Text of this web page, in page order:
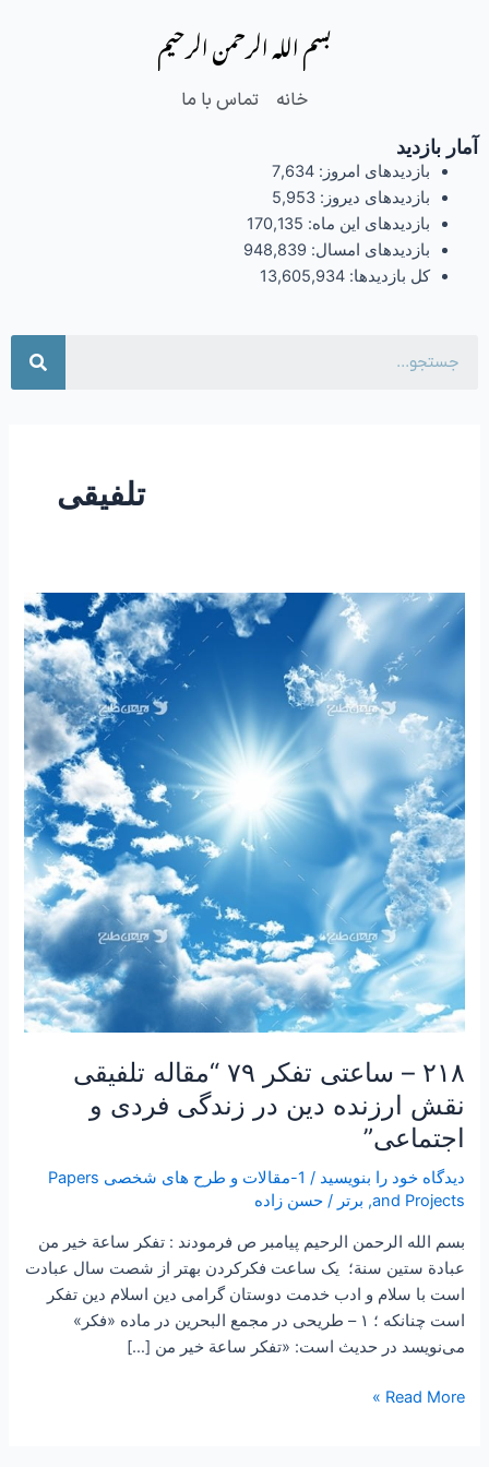
بسم الله الرحمن الرحیم
خانه تماس با ما
آمار بازدید
بازدیدهای امروز: 7,634
بازدیدهای دیروز: 5,953
بازدیدهای این ماه: 170,135
بازدیدهای امسال: 948,839
کل بازدیدها: 13,605,934
تلفیقی
۲۱۸ – ساعتی تفکر ۷۹ “مقاله تلفیقی
نقش ارزنده دین در زندگی فردی و
اجتماعی”
دیدگاه‌ خود را بنویسید /
1-مقالات و طرح های شخصی Papers
and Projects
, برتر /حسن زاده
بسم الله الرحمن الرحیم پیامبر ص فرمودند : تفكر ساعة خير من
عبادة ستين سنة؛ یک ساعت فکرکردن بهتر از شصت سال عبادت
است با سلام و ادب خدمت دوستان گرامی دین اسلام دین تفکر
است چنانکه ؛ ۱ – طريحى در مجمع البحرين در ماده «فكر»
مى‌نويسد در حديث است: «تفكر ساعة خير من […]
۲۱۸
ساعتی
۷۹
“مقاله
تلفیقی
نقش
ارزنده
دین
در
زندگی
فردی
اجتماعی”
Read More »